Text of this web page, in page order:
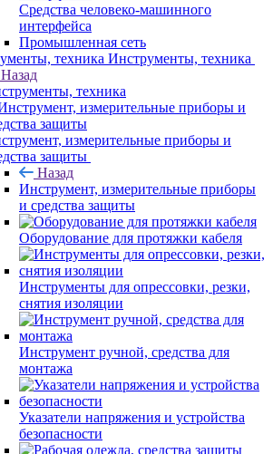
Средства человеко-машинного
интерфейса
Промышленная сеть
Инструменты, техника
Назад
техника
измерительные приборы и
защиты
Назад
Инструмент, измерительные приборы
и средства защиты
Оборудование для протяжки кабеля
Инструменты для опрессовки, резки,
снятия изоляции
Инструмент ручной, средства для
монтажа
Указатели напряжения и устройства
безопасности